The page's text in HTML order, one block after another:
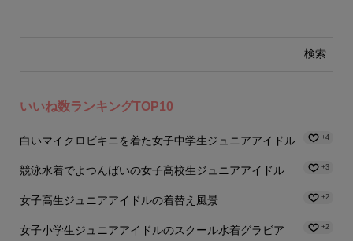
いいね数ランキングTOP10
白いマイクロビキニを着た女子中学生ジュニアアイドル +4
競泳水着でよつんばいの女子高校生ジュニアアイドル +3
女子高生ジュニアアイドルの着替え風景 +2
女子小学生ジュニアアイドルのスクール水着グラビア +2